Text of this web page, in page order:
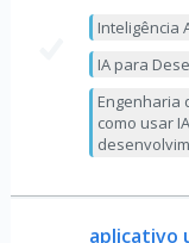
Inteligência
IA para
Engenharia
como usar
aplicativo